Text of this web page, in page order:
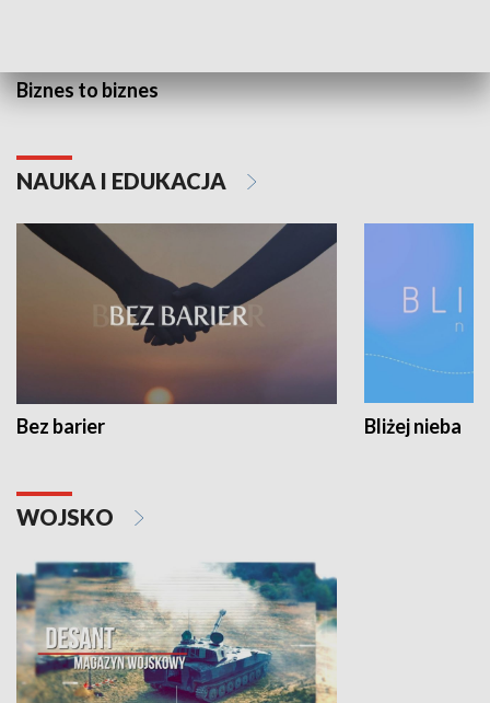
Biznes to biznes
NAUKA I EDUKACJA
Bez barier Bliżej nieba
WOJSKO